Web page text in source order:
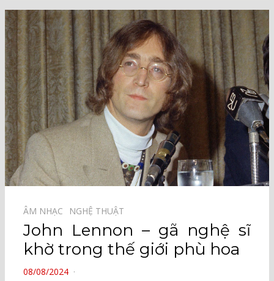
ÂM NHẠC⠀ NGHỆ THUẬT⠀
John Lennon – gã nghệ sĩ
khờ trong thế giới phù hoa
POSTED
08/08/2024